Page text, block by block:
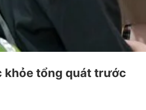
khỏe tổng quát trước